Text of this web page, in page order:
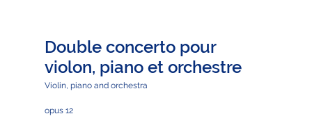
Double concerto pour
violon, piano et orchestre
Violin, piano and orchestra
opus 12